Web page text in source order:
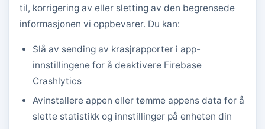
til, korrigering av eller sletting av den begrensede
informasjonen vi oppbevarer. Du kan:
Slå av sending av krasjrapporter i app-
innstillingene for å deaktivere Firebase
Crashlytics
Avinstallere appen eller tømme appens data for å
slette statistikk og innstillinger på enheten din